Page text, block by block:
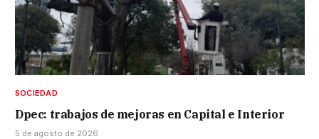
SOCIEDAD
Dpec: trabajos de mejoras en Capital e Interior
5 de agosto de 2026